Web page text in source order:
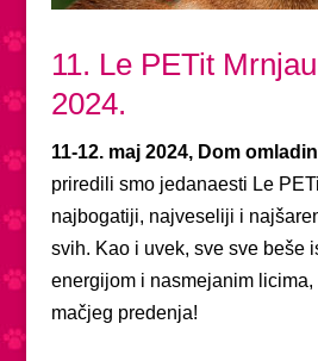
11. Le PETit
2024.
11-12. maj 2024, Dom
priredili smo jedanaesti Le
najbogatiji, najveseliji i
svih. Kao i uvek, sve sve beše
energijom i nasmejanim licima,
mačjeg predenja!